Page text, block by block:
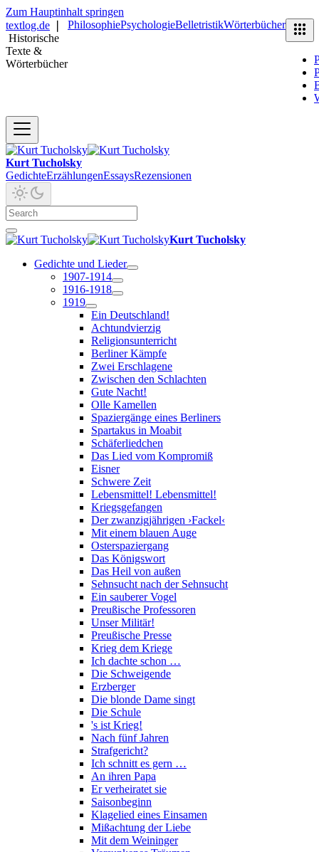
Zum Hauptinhalt springen
textlog.de
Historische
Texte &
Wörterbücher
PhilosophiePsychologieBelletristikWörterbücher
Kurt Tucholsky
GedichteErzählungenEssaysRezensionen
Kurt Tucholsky
Gedichte und Lieder
1907-1914
1916-1918
1919
Ein Deutschland!
Achtundvierzig
Religionsunterricht
Berliner Kämpfe
Zwei Erschlagene
Zwischen den Schlachten
Gute Nacht!
Olle Kamellen
Spaziergänge eines Berliners
Spartakus in Moabit
Schäferliedchen
Das Lied vom Kompromiß
Eisner
Schwere Zeit
Lebensmittel! Lebensmittel!
Kriegsgefangen
Der zwanzigjährigen ›Fackel‹
Mit einem blauen Auge
Osterspaziergang
Das Königswort
Das Heil von außen
Sehnsucht nach der Sehnsucht
Ein sauberer Vogel
Preußische Professoren
Unser Militär!
Preußische Presse
Krieg dem Kriege
Ich dachte schon …
Die Schweigende
Erzberger
Die blonde Dame singt
Die Schule
's ist Krieg!
Nach fünf Jahren
Strafgericht?
Ich schnitt es gern …
An ihren Papa
Er verheiratet sie
Saisonbeginn
Klagelied eines Einsamen
Mißachtung der Liebe
Mit dem Weininger